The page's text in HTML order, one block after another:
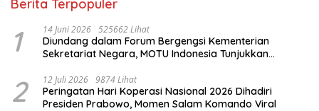
Berita Terpopuler
1 14 Juni 2026 525662 Lihat
Diundang dalam Forum Bergengsi Kementerian
Sekretariat Negara, MOTU Indonesia Tunjukkan
2 12 Juli 2026 9874 Lihat
Peringatan Hari Koperasi Nasional 2026 Dihadiri
Presiden Prabowo, Momen Salam Komando Viral